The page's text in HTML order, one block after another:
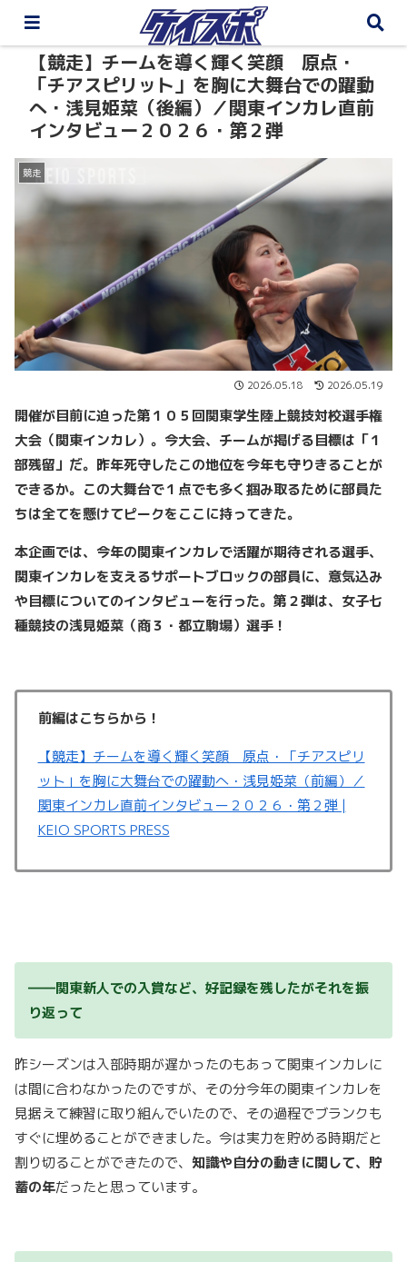
【競走】チームを導く輝く笑顔 原点・
「チアスピリット」を胸に大舞台での躍動
へ・浅見姫菜（後編）／関東インカレ直前
インタビュー２０２６・第２弾
競走
2026.05.18 2026.05.19
開催が目前に迫った第１０５回関東学生陸上競技対校選手権
大会（関東インカレ）。今大会、チームが掲げる目標は「１
部残留」だ。昨年死守したこの地位を今年も守りきることが
できるか。この大舞台で１点でも多く掴み取るために部員た
ちは全てを懸けてピークをここに持ってきた。
本企画では、今年の関東インカレで活躍が期待される選手、
関東インカレを支えるサポートブロックの部員に、意気込み
や目標についてのインタビューを行った。第２弾は、女子七
種競技の浅見姫菜（商３・都立駒場）選手！
前編はこちらから！
【競走】チームを導く輝く笑顔 原点・「チアスピリ
ット」を胸に大舞台での躍動へ・浅見姫菜（前編）／
関東インカレ直前インタビュー２０２６・第２弾 |
KEIO SPORTS PRESS
――関東新人での入賞など、好記録を残したがそれを振
り返って
昨シーズンは入部時期が遅かったのもあって関東インカレに
は間に合わなかったのですが、その分今年の関東インカレを
見据えて練習に取り組んでいたので、その過程でブランクも
すぐに埋めることができました。今は実力を貯める時期だと
割り切ることができたので、 知識や自分の動きに関して、貯
蓄の年だったと思っています。